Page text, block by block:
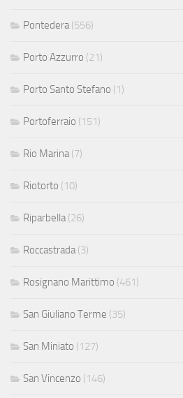
Pontedera (556)
Porto Azzurro (21)
Porto Santo Stefano (1)
Portoferraio (151)
Rio Marina (7)
Riotorto (10)
Riparbella (26)
Roccastrada (3)
Rosignano Marittimo (461)
San Giuliano Terme (35)
San Miniato (127)
San Vincenzo (146)